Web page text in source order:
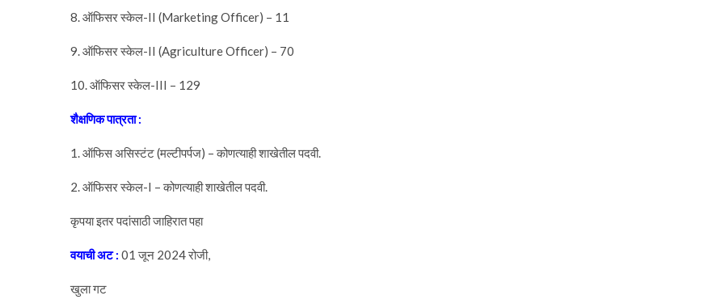
8. ऑफिसर स्केल-II (Marketing Officer) – 11
9. ऑफिसर स्केल-II (Agriculture Officer) – 70
10. ऑफिसर स्केल-III – 129
शैक्षणिकपात्रता:
1. ऑफिस असिस्टंट (मल्टीपर्पज) – कोणत्याही शाखेतील पदवी.
2. ऑफिसर स्केल-I – कोणत्याही शाखेतील पदवी.
कृपया इतर पदांसाठी जाहिरात पहा
वयाचीअट : 01 जून 2024 रोजी,
खुला गट